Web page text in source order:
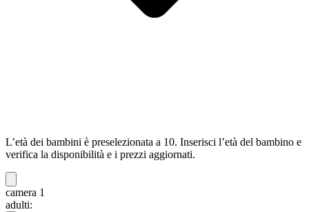
L’età dei bambini è preselezionata a 10. Inserisci l’età del bambino e
verifica la disponibilità e i prezzi aggiornati.
camera 1
adulti: